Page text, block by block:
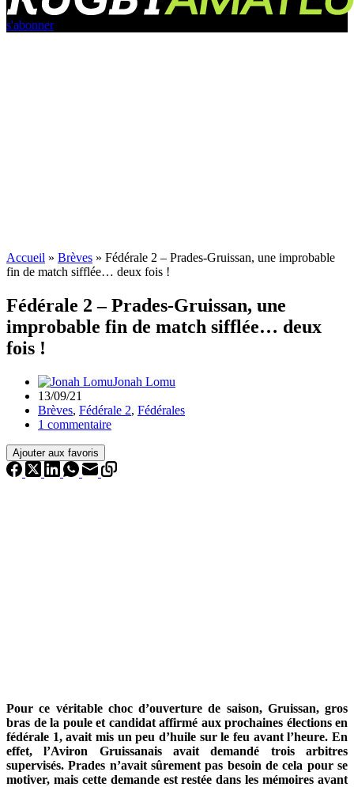
s'abonner
Accueil » Brèves » Fédérale 2 – Prades-Gruissan, une improbable
fin de match sifflée… deux fois !
Fédérale 2 – Prades-Gruissan, une
improbable fin de match sifflée… deux
fois !
Jonah Lomu
13/09/21
Brèves, Fédérale 2, Fédérales
1 commentaire
Ajouter aux favoris
Pour ce véritable choc d’ouverture de saison, Gruissan, gros
bras de la poule et candidat affirmé aux prochaines élections en
fédérale 1, avait mis un peu d’huile sur le feu avant l’heure. En
effet, l’Aviron Gruissanais avait demandé trois arbitres
supervisés. Prades n’avait sûrement pas besoin de cela pour se
motiver, mais cette demande est restée dans les mémoires avant